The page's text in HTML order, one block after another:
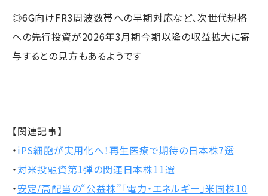
◎6G向けFR3周波数帯への早期対応など、次世代規格
への先行投資が2026年3月期今期以降の収益拡大に寄
与するとの見方もあるようです
【関連記事】
・iPS細胞が実用化へ！再生医療で期待の日本株7選
・対米投融資第1弾の関連日本株11選
・安定/高配当の“公益株”「電力・エネルギー」米国株10